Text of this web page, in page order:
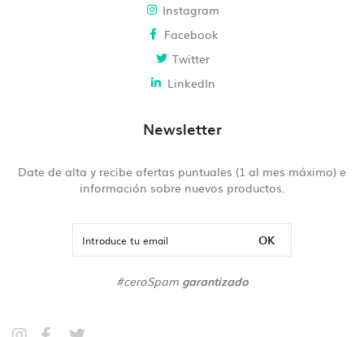
Instagram
Facebook
Twitter
LinkedIn
Newsletter
Date de alta y recibe ofertas puntuales (1 al mes máximo) e
información sobre nuevos productos.
OK
#ceroSpam garantizado